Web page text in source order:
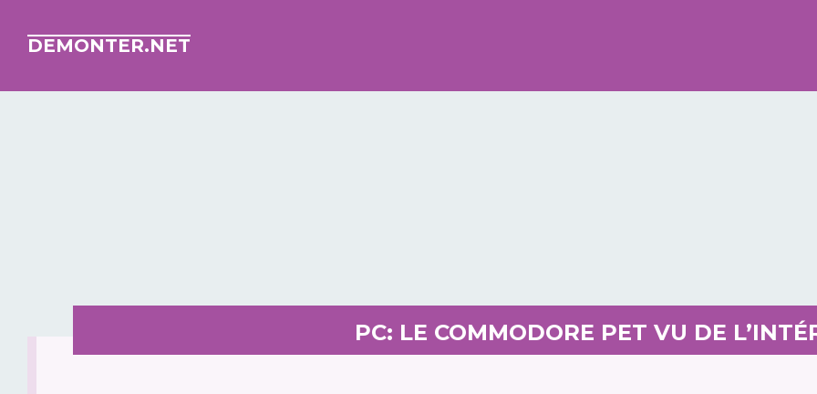
DEMONTER.NET
PC: LE COMMODORE PET VU DE